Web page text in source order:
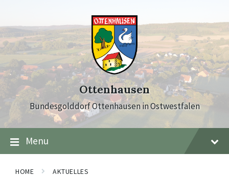
content
main
navigation
footer
Ottenhausen
Bundesgolddorf Ottenhausen in Ostwestfalen
Menu
HOME AKTUELLES